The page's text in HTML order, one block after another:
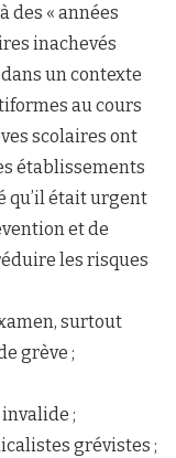
des « années
inachevés
un contexte
au cours
scolaires ont
établissements
qu’il était urgent
et de
les risques
surtout
grève ;
;
grévistes ;